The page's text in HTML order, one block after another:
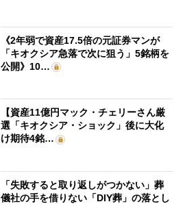
《2年弱で資産17.5倍の元証券マンが
「キオクシア急落で次に狙う」5銘柄を
公開》10…
【資産11億円マック・チェリーさん厳
選「キオクシア・ショック」後に大化
け期待4銘…
「失敗すると取り返しがつかない」葬
儀社の手を借りない「DIY葬」の落とし